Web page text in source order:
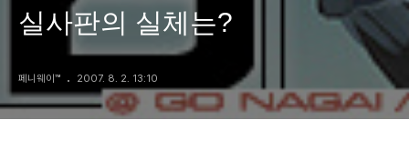
실사판의 실체는?
페니웨이™ 2007. 8. 2. 13:10